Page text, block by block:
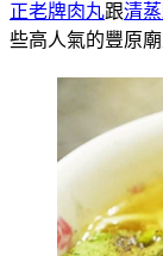
正老牌肉丸跟清
些高人氣的豐原